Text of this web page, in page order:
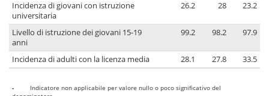
Incidenza di giovani con istruzione
universitaria
26.2 28 23.2
Livello di istruzione dei giovani 15-19
anni
99.2 98.2 97.9
Incidenza di adulti con la licenza media 28.1 27.8 33.5
-
Indicatore non applicabile per valore nullo o poco significativo del